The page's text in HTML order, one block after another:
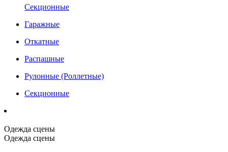
Секционные
Гаражные
Откатные
Распашные
Рулонные (Роллетные)
Секционные
Одежда сцены
Одежда сцены